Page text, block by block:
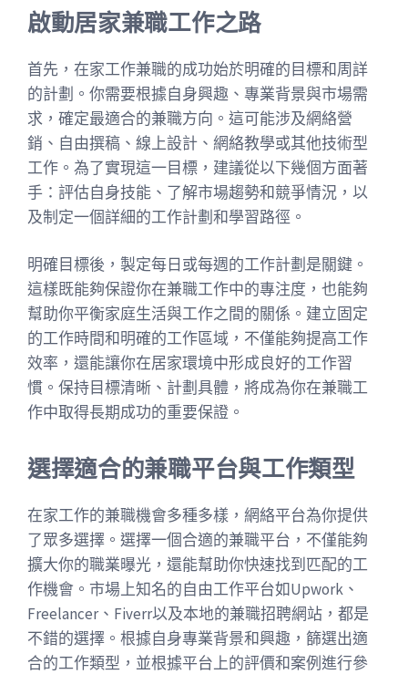
啟動居家兼職工作之路
首先，在家工作兼職的成功始於明確的目標和周詳
的計劃。你需要根據自身興趣、專業背景與市場需
求，確定最適合的兼職方向。這可能涉及網絡營
銷、自由撰稿、線上設計、網絡教學或其他技術型
工作。為了實現這一目標，建議從以下幾個方面著
手：評估自身技能、了解市場趨勢和競爭情況，以
及制定一個詳細的工作計劃和學習路徑。
明確目標後，製定每日或每週的工作計劃是關鍵。
這樣既能夠保證你在兼職工作中的專注度，也能夠
幫助你平衡家庭生活與工作之間的關係。建立固定
的工作時間和明確的工作區域，不僅能夠提高工作
效率，還能讓你在居家環境中形成良好的工作習
慣。保持目標清晰、計劃具體，將成為你在兼職工
作中取得長期成功的重要保證。
選擇適合的兼職平台與工作類型
在家工作的兼職機會多種多樣，網絡平台為你提供
了眾多選擇。選擇一個合適的兼職平台，不僅能夠
擴大你的職業曝光，還能幫助你快速找到匹配的工
作機會。市場上知名的自由工作平台如Upwork、
Freelancer、Fiverr以及本地的兼職招聘網站，都是
不錯的選擇。根據自身專業背景和興趣，篩選出適
合的工作類型，並根據平台上的評價和案例進行參